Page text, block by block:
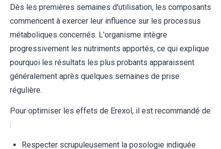
Dès les premières semaines d'utilisation, les composants
commencent à exercer leur influence sur les processus
métaboliques concernés. L'organisme intègre
progressivement les nutriments apportés, ce qui explique
pourquoi les résultats les plus probants apparaissent
généralement après quelques semaines de prise
régulière.
Pour optimiser les effets de Erexol, il est recommandé de
:
Respecter scrupuleusement la posologie indiquée